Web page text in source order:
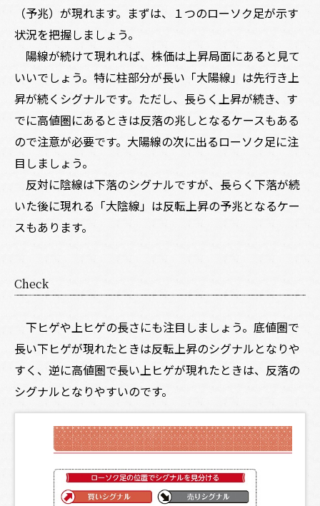
（予兆）が現れます。まずは、１つのローソク足が示す
状況を把握しましょう。
陽線が続けて現れれば、株価は上昇局面にあると見て
いいでしょう。特に柱部分が長い「大陽線」は先行き上
昇が続くシグナルです。ただし、長らく上昇が続き、す
でに高値圏にあるときは反落の兆しとなるケースもある
ので注意が必要です。大陽線の次に出るローソク足に注
目しましょう。
反対に陰線は下落のシグナルですが、長らく下落が続
いた後に現れる「大陰線」は反転上昇の予兆となるケー
スもあります。
Check
下ヒゲや上ヒゲの長さにも注目しましょう。底値圏で
長い下ヒゲが現れたときは反転上昇のシグナルとなりや
すく、逆に高値圏で長い上ヒゲが現れたときは、反落の
シグナルとなりやすいのです。